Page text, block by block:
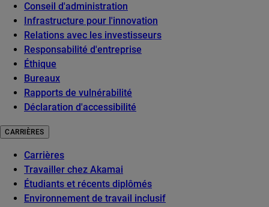
Conseil d'administration
Infrastructure pour l'innovation
Relations avec les investisseurs
Responsabilité d'entreprise
Éthique
Bureaux
Rapports de vulnérabilité
Déclaration d'accessibilité
CARRIÈRES
Carrières
Travailler chez Akamai
Étudiants et récents diplômés
Environnement de travail inclusif